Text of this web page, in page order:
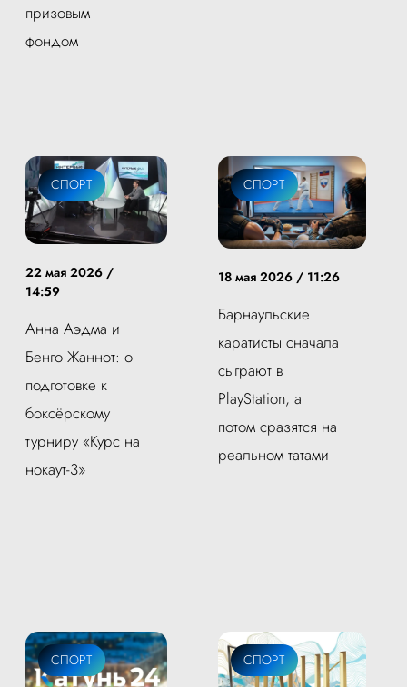
призовым
фондом
СПОРТ
22 мая 2026 /
14:59
Анна Аэдма и
Бенго Жаннот: о
подготовке к
боксёрскому
турниру «Курс на
нокаут-3»
СПОРТ
18 мая 2026 / 11:26
Барнаульские
каратисты сначала
сыграют в
PlayStation, а
потом сразятся на
реальном татами
СПОРТ СПОРТ